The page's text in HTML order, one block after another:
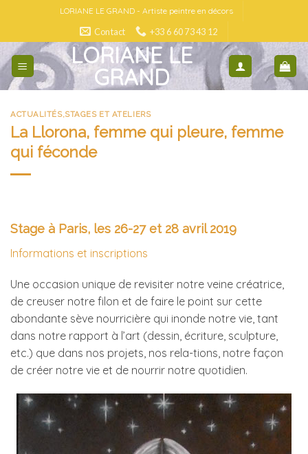
content
LORIANE LE GRAND - Artiste peintre en décors
Contact +33 6 60 73 43 12
LORIANE LE
GRAND
ACTUALITÉS,STAGES ET ATELIERS
La Llorona, femme qui pleure, femme
qui féconde
Stage à Paris, les 26-27 et 28 avril 2019
Informations et inscriptions
Une occasion unique de revisiter notre veine créatrice,
de creuser notre filon et de faire le point sur cette
abondante sève nourricière qui inonde notre vie, tant
dans notre rapport à l’art (dessin, écriture, sculpture,
etc.) que dans nos projets, nos rela-tions, notre façon
de créer notre vie et de nourrir notre quotidien.